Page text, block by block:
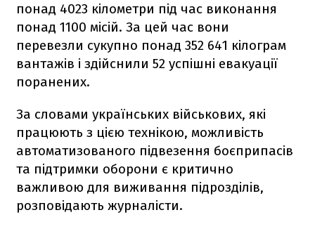
понад 4023 кілометри під час виконання
понад 1100 місій. За цей час вони
перевезли сукупно понад 352 641 кілограм
вантажів і здійснили 52 успішні евакуації
поранених.
За словами українських військових, які
працюють з цією технікою, можливість
автоматизованого підвезення боєприпасів
та підтримки оборони є критично
важливою для виживання підрозділів,
розповідають журналісти.